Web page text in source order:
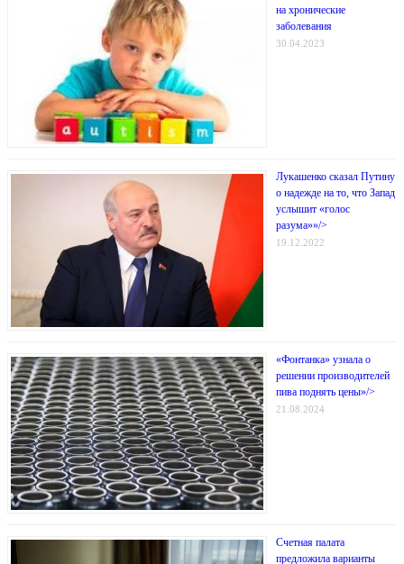
на хронические
заболевания
30.04.2023
Лукашенко сказал Путину
о надежде на то, что Запад
услышит «голос
разума»»/>
19.12.2022
«Фонтанка» узнала о
решении производителей
пива поднять цены»/>
21.08.2024
Счетная палата
предложила варианты